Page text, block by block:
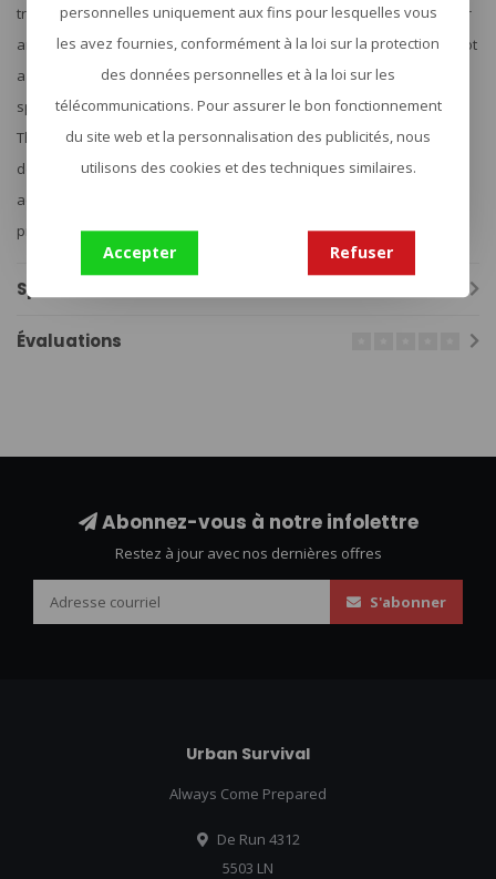
trainingswapens. Hun producten worden wereldwijd gebruikt onder
andere door militairen en politie voor trainingsdoeleinden. Een groot
aantal producten worden ook gebruikt in actiefilms, TV shows en
spellen. De Cold Steel Bowie Bushman kwam bijvoorbeeld voor in
The Hunger Games (2012) en in The Wolverine (2013) was
de Magnum Tanto XII in te bewonderen. Zelfs in de hilarische
actie/komedie Mr. and Mrs. Smit (2005) waren meerdere Cold Steel
producten te zien.
Spécifications
Évaluations
Abonnez-vous à notre infolettre
Restez à jour avec nos dernières offres
S'abonner
Urban Survival
Always Come Prepared
De Run 4312
5503 LN
personnelles uniquement aux fins pour lesquelles vous
les avez fournies, conformément à la loi sur la protection
des données personnelles et à la loi sur les
télécommunications. Pour assurer le bon fonctionnement
du site web et la personnalisation des publicités, nous
utilisons des cookies et des techniques similaires.
Accepter Refuser